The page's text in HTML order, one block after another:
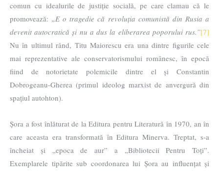
comun cu idealurile de justiție socială, pe care clamau că le
promovează: „E o tragedie că revoluția comunistă din Rusia a
devenit autocratică și nu a dus la eliberarea poporului rus.”[7]
Nu în ultimul rând, Titu Maiorescu era una dintre figurile cele
mai reprezentative ale conservatorismului românesc, în epocă
fiind de notorietate polemicile dintre el și Constantin
Dobrogeanu-Gherea (primul ideolog marxist de anvergură din
spațiul autohton).
Șora a fost înlăturat de la Editura pentru Literatură în 1970, an în
care aceasta era transformată în Editura Minerva. Treptat, s-a
încheiat și „epoca de aur” a „Bibliotecii Pentru Toți”.
Exemplarele tipărite sub coordonarea lui Șora au influențat și